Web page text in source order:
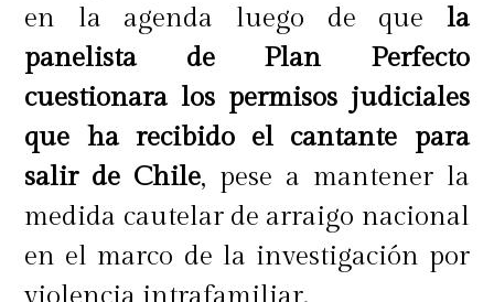
en la agenda luego de que la
panelista de Plan Perfecto
cuestionara los permisos judiciales
que ha recibido el cantante para
salir de Chile, pese a mantener la
medida cautelar de arraigo nacional
en el marco de la investigación por